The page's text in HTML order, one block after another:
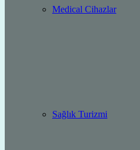
Medical Cihazlar
Sağlık Turizmi